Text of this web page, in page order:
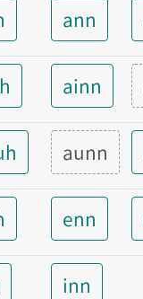
ann
ainn
aunn
enn
inn